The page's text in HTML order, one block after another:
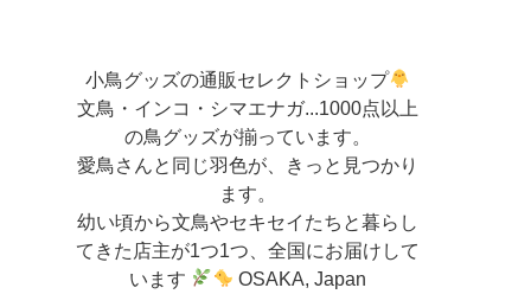
小鳥グッズの通販セレクトショップ
文鳥・インコ・シマエナガ...1000点以上
の鳥グッズが揃っています。
愛鳥さんと同じ羽色が、きっと見つかり
ます。
幼い頃から文鳥やセキセイたちと暮らし
てきた店主が1つ1つ、全国にお届けして
います
OSAKA, Japan